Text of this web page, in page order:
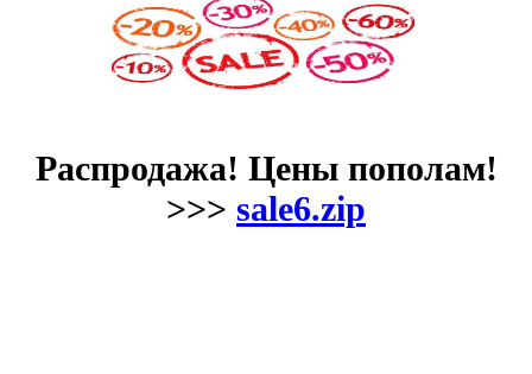
Распродажа! Цены пополам!
>>> sale6.zip